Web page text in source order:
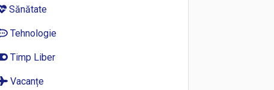
Sănătate
Tehnologie
Timp Liber
Vacanțe